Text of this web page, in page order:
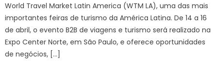
World Travel Market Latin America (WTM LA), uma das mais
importantes feiras de turismo da América Latina. De 14 a 16
de abril, o evento B2B de viagens e turismo será realizado na
Expo Center Norte, em São Paulo, e oferece oportunidades
de negócios, […]